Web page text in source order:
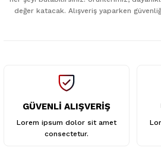
Ürün fiyatı diğer sitelerden daha
değer katacak. Alışveriş yaparken
GÜVENLİ ALIŞVERİŞ
Lorem ipsum dolor sit amet
consectetur.